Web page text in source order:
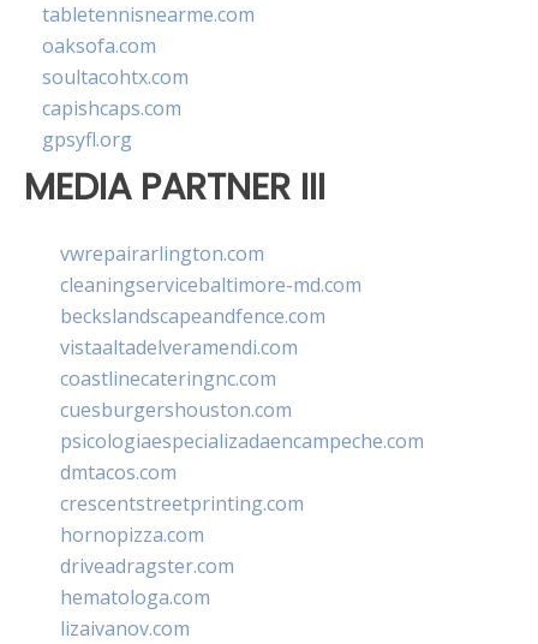
tabletennisnearme.com
oaksofa.com
soultacohtx.com
capishcaps.com
gpsyfl.org
MEDIA PARTNER III
vwrepairarlington.com
cleaningservicebaltimore-md.com
beckslandscapeandfence.com
vistaaltadelveramendi.com
coastlinecateringnc.com
cuesburgershouston.com
psicologiaespecializadaencampeche.com
dmtacos.com
crescentstreetprinting.com
hornopizza.com
driveadragster.com
hematologa.com
lizaivanov.com